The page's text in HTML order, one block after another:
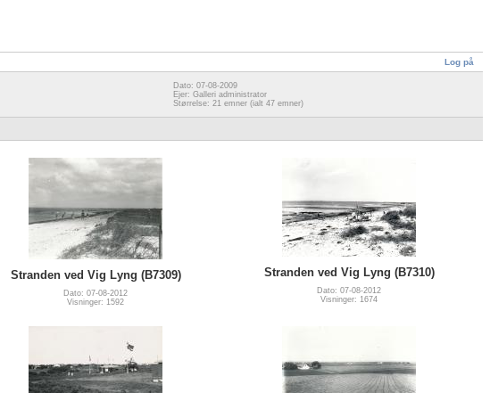
Log på
Dato: 07-08-2009
Ejer: Galleri administrator
Størrelse: 21 emner (ialt 47 emner)
Stranden ved Vig Lyng (B7309)
Dato: 07-08-2012
Visninger: 1592
Stranden ved Vig Lyng (B7310)
Dato: 07-08-2012
Visninger: 1674